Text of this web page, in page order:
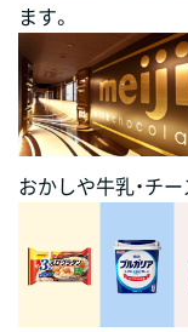
ます。
おかしや牛乳・チ